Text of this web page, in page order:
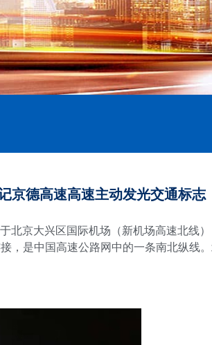
京德高速高速主动发光交通标志
京大兴区国际机场（新机场高速北线
，是中国高速公路网中的一条南北纵线